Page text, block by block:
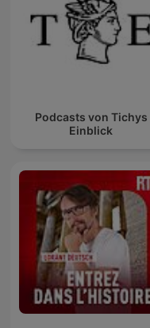
Podcasts von Tichys
Einblick